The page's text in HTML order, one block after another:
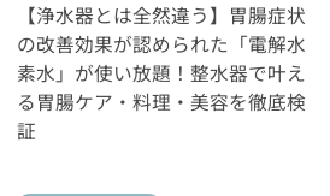
【浄水器とは全然違う】胃腸症状
の改善効果が認められた「電解水
素水」が使い放題！整水器で叶え
る胃腸ケア・料理・美容を徹底検
証